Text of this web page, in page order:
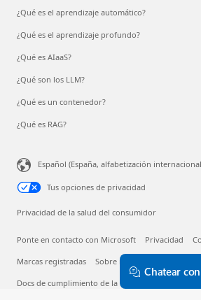
¿Qué es el aprendizaje automático?
¿Qué es el aprendizaje profundo?
¿Qué es AIaaS?
¿Qué son los LLM?
¿Qué es un contenedor?
¿Qué es RAG?
Español (España, alfabetización
Tus opciones de privacidad
Privacidad de la salud del consumidor
Ponte en contacto con Microsoft Privacidad
Marcas registradas Sobre nuestra publicidad
Docs de cumplimiento de la UE
Chatear